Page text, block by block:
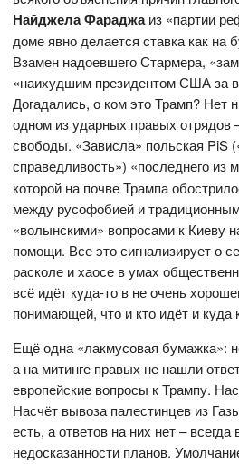
Найджела Фараджаиз «партии
доме явно делается ставка как на
Взамен надоевшего Стармера,
«наихудшим президентом США за
Догадались, о ком это Трамп? Нет
одном из ударных правых отрядов
свободы. «Зависла» польская PiS
справедливость») «последнего из
которой на почве Трампа
между русофобией и
«волынскими» вопросами к Киеву
помощи. Все это сигнализирует о
расколе и хаосе в умах
всё идёт куда-то в не очень
понимающей, что и кто идёт и куда
Ещё одна «лакмусовая бумажка»:
а на митинге правых не нашли
европейские вопросы к Трампу.
Насчёт вывоза палестинцев из
есть, а ответов на них нет –
недосказанности планов.